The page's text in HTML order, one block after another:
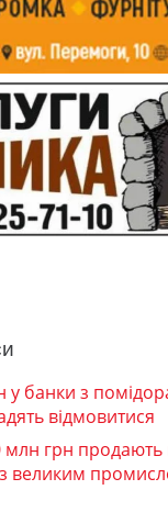
у банки з
відмовитися
млн грн
великим